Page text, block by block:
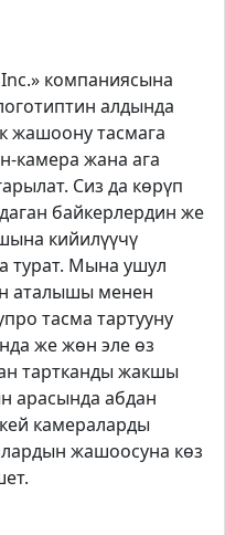
компаниясына
алдында
жашоону тасмага
камера жана ага
Сиз да көрүп
байкерлердин же
кийилүүчү
турат. Мына ушул
аталышы менен
тасма тартууну
же жөн эле өз
тартканды жакшы
арасында абдан
камераларды
жашоосуна көз